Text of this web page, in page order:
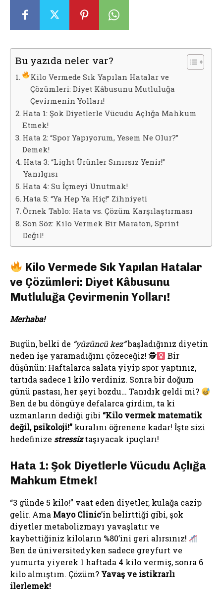
Bu yazıda neler var?
Kilo Vermede Sık Yapılan Hatalar ve
Çözümleri: Diyet Kâbusunu Mutluluğa
Çevirmenin Yolları!
Hata 1: Şok Diyetlerle Vücudu Açlığa Mahkum
Etmek!
Hata 2: “Spor Yapıyorum, Yesem Ne Olur?”
Demek!
Hata 3: “Light Ürünler Sınırsız Yenir!”
Yanılgısı
Hata 4: Su İçmeyi Unutmak!
Hata 5: “Ya Hep Ya Hiç!” Zihniyeti
Örnek Tablo: Hata vs. Çözüm Karşılaştırması
Son Söz: Kilo Vermek Bir Maraton, Sprint
Değil!
Kilo Vermede Sık Yapılan Hatalar
ve Çözümleri: Diyet Kâbusunu
Mutluluğa Çevirmenin Yolları!
Merhaba!
Bugün, belki de “yüzüncü kez”başladığınız diyetin
neden işe yaramadığını çözeceğiz! 🕵
Bir
düşünün: Haftalarca salata yiyip spor yaptınız,
tartıda sadece 1 kilo verdiniz. Sonra bir doğum
günü pastası, her şeyi bozdu… Tanıdık geldi mi?
Ben de bu döngüye defalarca girdim, ta ki
uzmanların dediği gibi “Kilo vermek matematik
değil, psikoloji!” kuralını öğrenene kadar! İşte sizi
hedefinize stressiztaşıyacak ipuçları!
Hata 1: Şok Diyetlerle Vücudu Açlığa
Mahkum Etmek!
“3 günde 5 kilo!” vaat eden diyetler, kulağa cazip
gelir. Ama Mayo Clinic’in belirttiği gibi, şok
diyetler metabolizmayı yavaşlatır ve
kaybettiğiniz kiloların %80’ini geri alırsınız!
Ben de üniversitedyken sadece greyfurt ve
yumurta yiyerek 1 haftada 4 kilo vermiş, sonra 6
kilo almıştım. Çözüm? Yavaş ve istikrarlı
ilerlemek!